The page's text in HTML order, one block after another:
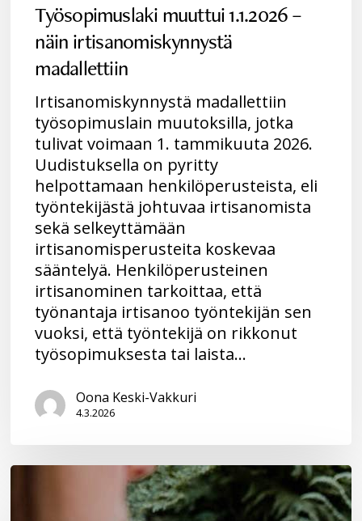
Työsopimuslaki muuttui 1.1.2026 –
näin irtisanomiskynnystä
madallettiin
Irtisanomiskynnystä madallettiin
työsopimuslain muutoksilla, jotka
tulivat voimaan 1. tammikuuta 2026.
Uudistuksella on pyritty
helpottamaan henkilöperusteista, eli
työntekijästä johtuvaa irtisanomista
sekä selkeyttämään
irtisanomisperusteita koskevaa
sääntelyä. Henkilöperusteinen
irtisanominen tarkoittaa, että
työnantaja irtisanoo työntekijän sen
vuoksi, että työntekijä on rikkonut
työsopimuksesta tai laista…
Oona Keski-Vakkuri
4.3.2026
Sopimukset